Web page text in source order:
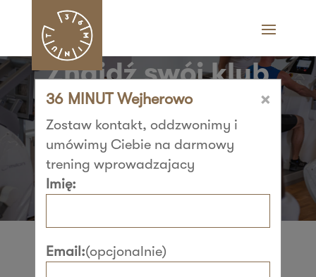
Znajdź swój klub
36 MINUT i zacznij
trenować​
×
36 MINUT Wejherowo
Zostaw kontakt, oddzwonimy i
umówimy Ciebie na darmowy
trening wprowadzajacy
Imię:
Email:(opcjonalnie)